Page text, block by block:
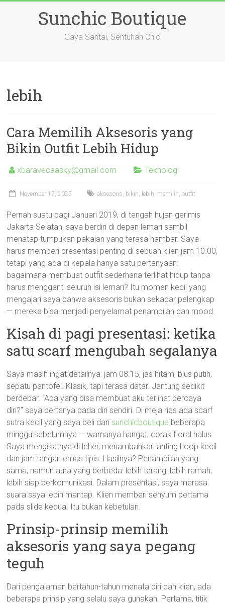
Sunchic Boutique
Gaya Santai, Sentuhan Chic
lebih
Cara Memilih Aksesoris yang
Bikin Outfit Lebih Hidup
xbaravecaasky@gmail.com Teknologi
November 17, 2025 aksesoris, bikin, lebih, memilih,outfit
Pernah suatu pagi Januari 2019, di tengah hujan gerimis
Jakarta Selatan, saya berdiri di depan lemari sambil
menatap tumpukan pakaian yang terasa hambar. Saya
harus memberi presentasi penting di sebuah klien jam 10.00,
tetapi yang ada di kepala hanya satu pertanyaan:
bagaimana membuat outfit sederhana terlihat hidup tanpa
harus mengganti seluruh isi lemari? Itu momen kecil yang
mengajari saya bahwa aksesoris bukan sekadar pelengkap
— mereka bisa menjadi penyelamat penampilan dan mood.
Kisah di pagi presentasi: ketika
satu scarf mengubah segalanya
Saya masih ingat detailnya: jam 08.15, jas hitam, blus putih,
sepatu pantofel. Klasik, tapi terasa datar. Jantung sedikit
berdebar. “Apa yang bisa membuat aku terlihat percaya
diri?” saya bertanya pada diri sendiri. Di meja rias ada scarf
sutra kecil yang saya beli dari sunchicboutique beberapa
minggu sebelumnya — warnanya hangat, corak floral halus.
Saya mengikatnya di leher, menambahkan anting hoop kecil
dan jam tangan emas tipis. Hasilnya? Penampilan yang
sama, namun aura yang berbeda: lebih terang, lebih ramah,
lebih siap berkomunikasi. Dalam presentasi, saya merasa
suara saya lebih mantap. Klien memberi senyum pertama
pada slide kedua. Itu bukan kebetulan.
Prinsip-prinsip memilih
aksesoris yang saya pegang
teguh
Dari pengalaman bertahun-tahun menata diri dan klien, ada
beberapa prinsip yang selalu saya gunakan. Pertama, titik